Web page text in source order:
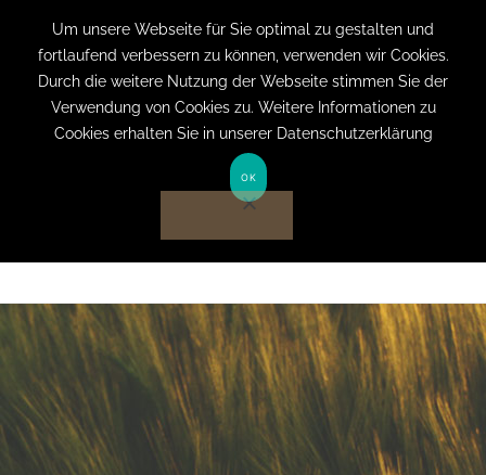
+49 (0) 151 19079060 info@privatpraxis-
bertram.de
Anmelden auf Website
Um unsere Webseite für Sie optimal zu gestalten und
fortlaufend verbessern zu können, verwenden wir Cookies.
Durch die weitere Nutzung der Webseite stimmen Sie der
Verwendung von Cookies zu. Weitere Informationen zu
Cookies erhalten Sie in unserer Datenschutzerklärung
OK